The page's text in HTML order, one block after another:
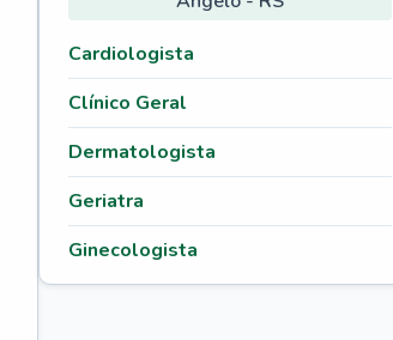
Cardiologista
Clínico Geral
Dermatologista
Geriatra
Ginecologista